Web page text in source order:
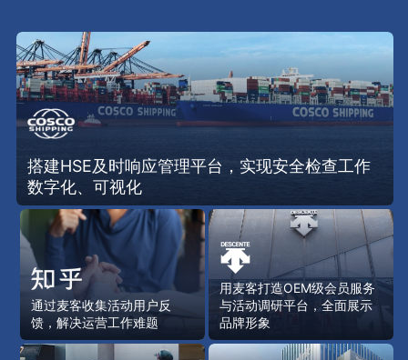
搭建HSE及时响应管理平台，实现安全检查工作
数字化、可视化
通过麦客收集活动用户反
馈，解决运营工作难题
用麦客打造OEM级会员服务
与活动调研平台，全面展示
品牌形象